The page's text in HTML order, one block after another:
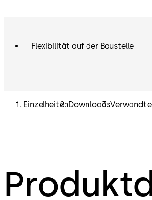
Flexibilität auf der Baustelle
EinzelheitenDownloads